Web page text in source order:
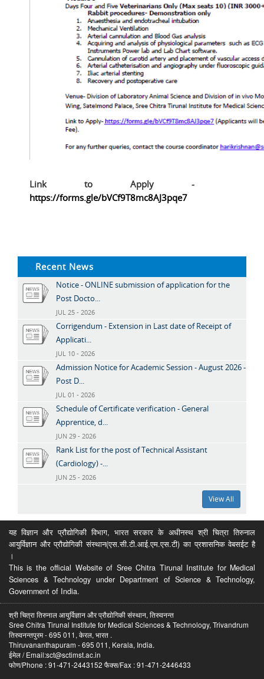
Link to Apply -
https://forms.gle/bVCf9T8mc8AJ3pqe7
Recent News
Notice - ONLINE submission of application for the
Post Docto...
JUL 25 - 2026
Corrigendum - Extension in Last date of Receipt of
Applicati...
JUL 10 - 2026
Admission Notice for Academic Session - August 2026 -
Post D...
JUL 01 - 2026
Schedule of Certificate verification - General
Apprentice, d...
JUN 29 - 2026
Rank List for the post of Technical Assistant
(Cardiology) -...
JUN 25 - 2026
View All
यह विज्ञान और प्रौद्योगिकी विभाग, भारत सरकार के अधीनस्थ श्री चित्रा तिरुनाल
आयुर्विज्ञान और प्रौद्योगिकी संस्थान(एस.सी.टी.आई.एम.एस.टी) का प्रशासनिक वेबसईट है
।
This is the official Website of Sree Chitra Tirunal Institute for Medical
Sciences & Technology under Department of Science & Technology,
Government of India.
श्री चित्रा तिरुनाल आयुर्विज्ञान और प्रौद्योगिकी संस्थान, तिरुवनन्त
Sree Chitra Tirunal Institute for Medical Sciences & Technology, Trivandrum
तिरुवनन्तपुरम - 695 011, केरल, भारत .
Thiruvananthapuram - 695 011, Kerala, India.
ईमेल / Email:sct@sctimst.ac.in
फोण/Phone : 91-471-2443152 फैक्स/Fax : 91-471-2446433